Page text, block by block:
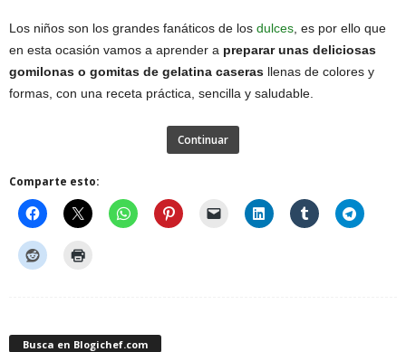
Los niños son los grandes fanáticos de los dulces , es por ello que
en esta ocasión vamos a aprender a preparar unas deliciosas
gomilonas o gomitas de gelatina caseras llenas de colores y
formas, con una receta práctica, sencilla y saludable.
Continuar
Comparte esto:
Busca en Blogichef.com